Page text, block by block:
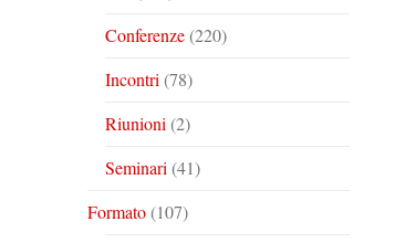
Conferenze(220)
Incontri (78)
Riunioni (2)
Seminari (41)
Formato(107)